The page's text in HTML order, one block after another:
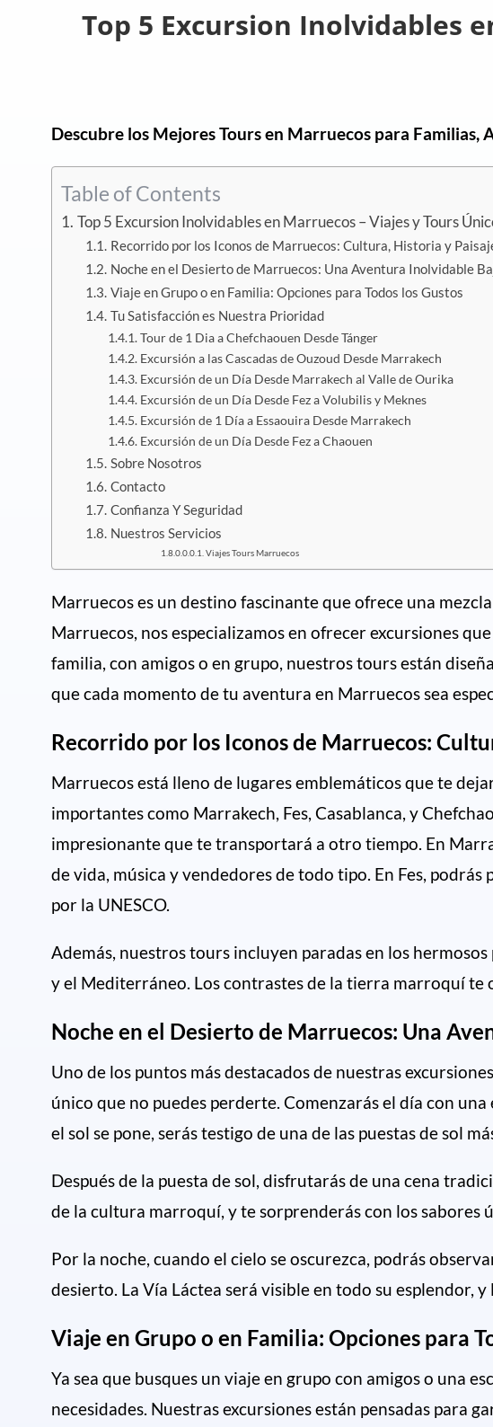
Top 5 Excursion Inolvidables
Descubre los Mejores Tours en Marruecos para Familias,
Table of Contents
Top 5 Excursion Inolvidables en Marruecos – Viajes y Tours
Recorrido por los Iconos de Marruecos: Cultura, Historia y
Noche en el Desierto de Marruecos: Una Aventura Inolvidable
Viaje en Grupo o en Familia: Opciones para Todos los Gustos
Tu Satisfacción es Nuestra Prioridad
Tour de 1 Dia a Chefchaouen Desde Tánger
Excursión a las Cascadas de Ouzoud Desde Marrakech
Excursión de un Día Desde Marrakech al Valle de Ourika
Excursión de un Día Desde Fez a Volubilis y Meknes
Excursión de 1 Día a Essaouira Desde Marrakech
Excursión de un Día Desde Fez a Chaouen
Sobre Nosotros
Contacto
Confianza Y Seguridad
Nuestros Servicios
Viajes Tours Marruecos
Marruecos es un destino fascinante que ofrece una
Marruecos, nos especializamos en ofrecer excursiones
familia, con amigos o en grupo, nuestros tours están
que cada momento de tu aventura en Marruecos sea
Recorrido por los Iconos de Marruecos:
Marruecos está lleno de lugares emblemáticos que te
importantes como Marrakech, Fes, Casablanca, y
impresionante que te transportará a otro tiempo. En
de vida, música y vendedores de todo tipo. En Fes,
por la UNESCO.
Además, nuestros tours incluyen paradas en los
y el Mediterráneo. Los contrastes de la tierra marroquí
Noche en el Desierto de Marruecos: Una
Uno de los puntos más destacados de nuestras
único que no puedes perderte. Comenzarás el día con
el sol se pone, serás testigo de una de las puestas de sol
Después de la puesta de sol, disfrutarás de una cena
de la cultura marroquí, y te sorprenderás con los sabores
Por la noche, cuando el cielo se oscurezca, podrás
desierto. La Vía Láctea será visible en todo su esplendor,
Viaje en Grupo o en Familia: Opciones para
Ya sea que busques un viaje en grupo con amigos o una
necesidades. Nuestras excursiones están pensadas para